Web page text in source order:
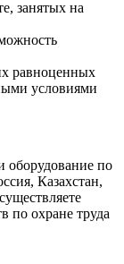
занятых на
равноценных
условиями
по
Казахстан,
по охране труда